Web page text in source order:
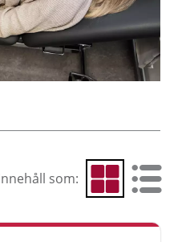
som: Visa som rutnät
Visa som